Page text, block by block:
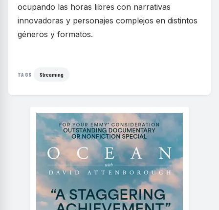
ocupando las horas libres con narrativas
innovadoras y personajes complejos en distintos
géneros y formatos.
TAGS Streaming